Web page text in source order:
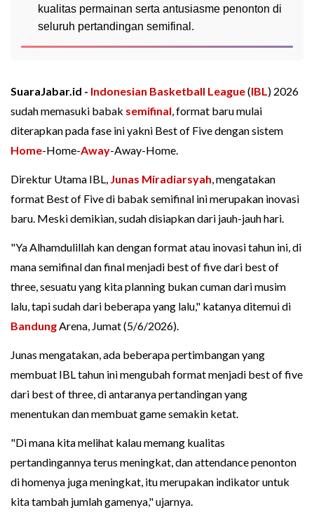
kualitas permainan serta antusiasme penonton di
seluruh pertandingan semifinal.
SuaraJabar.id - Indonesian Basketball League(IBL) 2026
sudah memasuki babak semifinal, format baru mulai
diterapkan pada fase ini yakni Best of Five dengan sistem
Home-Home-Away-Away-Home.
Direktur Utama IBL, Junas Miradiarsyah, mengatakan
format Best of Five di babak semifinal ini merupakan inovasi
baru. Meski demikian, sudah disiapkan dari jauh-jauh hari.
"Ya Alhamdulillah kan dengan format atau inovasi tahun ini, di
mana semifinal dan final menjadi best of five dari best of
three, sesuatu yang kita planning bukan cuman dari musim
lalu, tapi sudah dari beberapa yang lalu," katanya ditemui di
BandungArena, Jumat (5/6/2026).
Junas mengatakan, ada beberapa pertimbangan yang
membuat IBL tahun ini mengubah format menjadi best of five
dari best of three, di antaranya pertandingan yang
menentukan dan membuat game semakin ketat.
"Di mana kita melihat kalau memang kualitas
pertandingannya terus meningkat, dan attendance penonton
di homenya juga meningkat, itu merupakan indikator untuk
kita tambah jumlah gamenya," ujarnya.